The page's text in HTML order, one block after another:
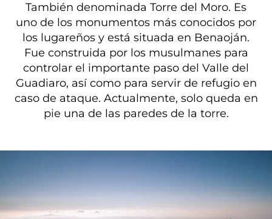
También denominada Torre del Moro. Es
uno de los monumentos más conocidos por
los lugareños y está situada en Benaoján.
Fue construida por los musulmanes para
controlar el importante paso del Valle del
Guadiaro, así como para servir de refugio en
caso de ataque. Actualmente, solo queda en
pie una de las paredes de la torre.